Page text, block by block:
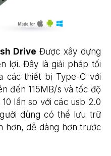
Drive Được xây dựng
lợi. Đây là giải pháp tối
các thiết bị Type-C với
đến 115MB/s và tốc độ
lần so với các usb 2.0
dùng có thể lưu trữ
hơn, dễ dàng hơn trước